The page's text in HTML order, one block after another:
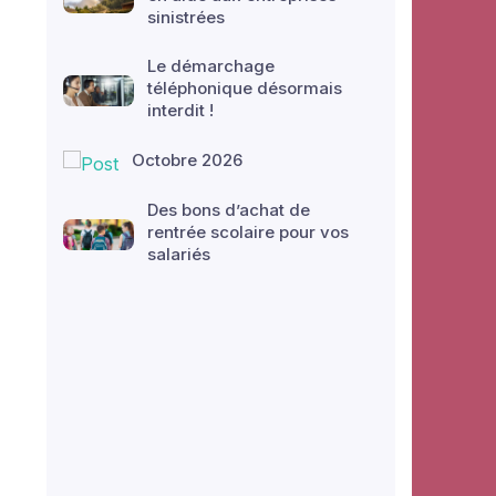
sinistrées
Le démarchage
téléphonique désormais
interdit !
Octobre 2026
Des bons d’achat de
rentrée scolaire pour vos
salariés